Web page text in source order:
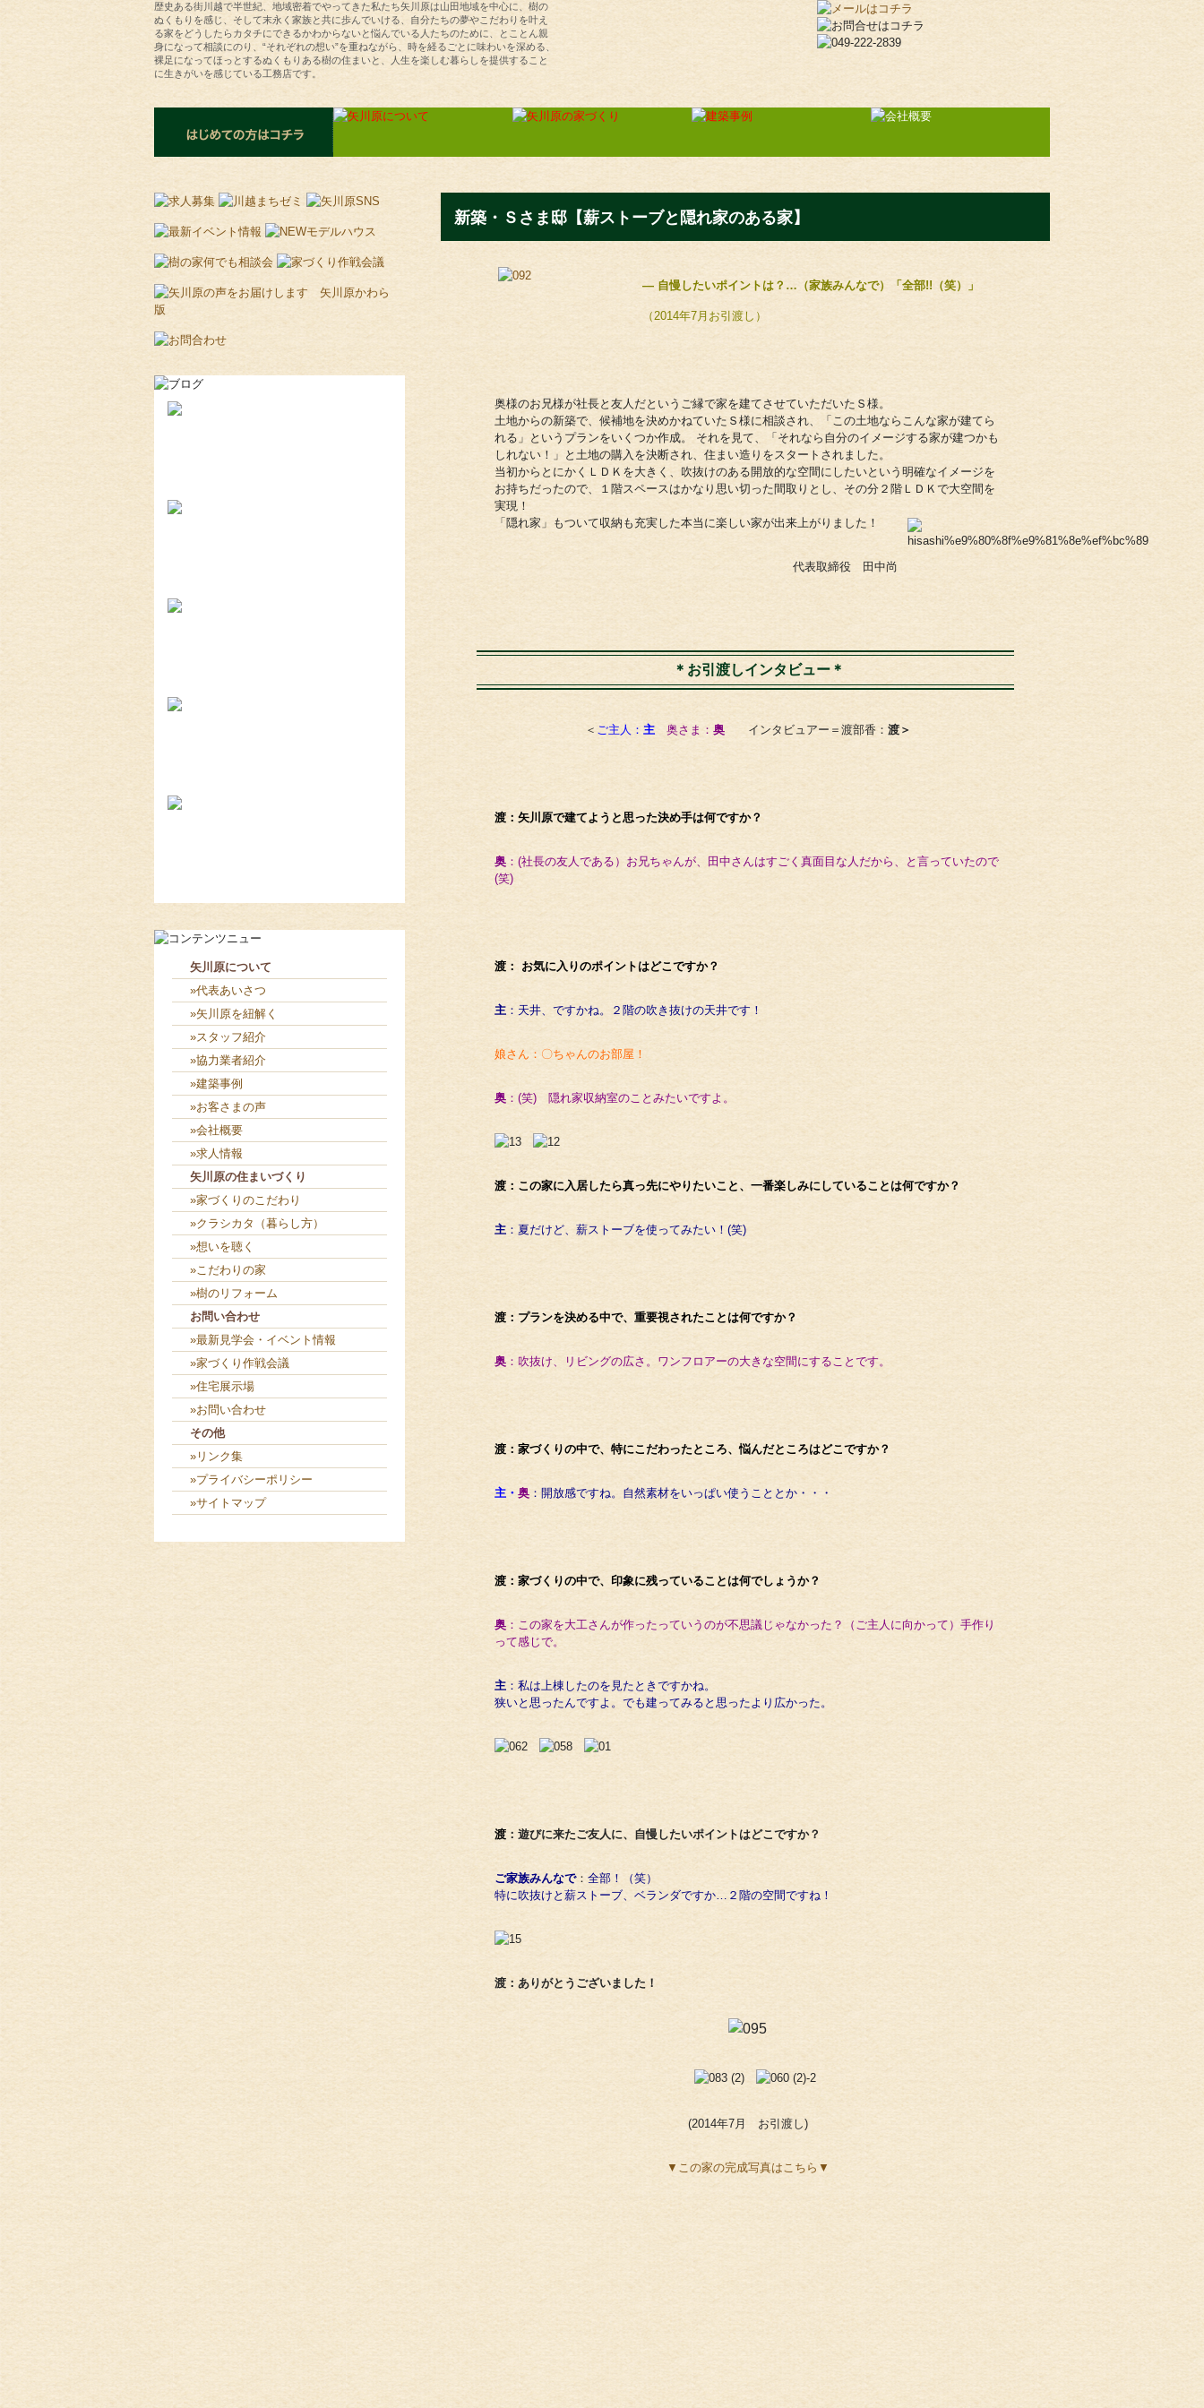
歴史ある街川越で半世紀、地域密着でやってきた私たち矢川原は山田地域を中心に、樹の
ぬくもりを感じ、そして末永く家族と共に歩んでいける、自分たちの夢やこだわりを叶え
る家をどうしたらカタチにできるかわからないと悩んでいる人たちのために、とことん親
身になって相談にのり、“それぞれの想い”を重ねながら、時を経るごとに味わいを深める、
裸足になってほっとするぬくもりある樹の住まいと、人生を楽しむ暮らしを提供すること
に生きがいを感じている工務店です。
新築・Ｓさま邸【薪ストーブと隠れ家のある家】
― 自慢したいポイントは？…（家族みんなで）「全部!!（笑）」
（2014年7月お引渡し）
奥様のお兄様が社長と友人だというご縁で家を建てさせていただいたＳ様。
土地からの新築で、候補地を決めかねていたＳ様に相談され、「この土地ならこんな家が建てら
れる」というプランをいくつか作成。 それを見て、「それなら自分のイメージする家が建つかも
しれない！」と土地の購入を決断され、住まい造りをスタートされました。
当初からとにかくＬＤＫを大きく、吹抜けのある開放的な空間にしたいという明確なイメージを
お持ちだったので、１階スペースはかなり思い切った間取りとし、その分２階ＬＤＫで大空間を
実現！
「隠れ家」もついて収納も充実した本当に楽しい家が出来上がりました！
代表取締役 田中尚
＊お引渡しインタビュー＊
＜ ご主人： 主 奥さま： 奥インタビュアー＝渡部香： 渡＞
渡：矢川原で建てようと思った決め手は何ですか？
奥 ：(社長の友人である）お兄ちゃんが、田中さんはすごく真面目な人だから、と言っていたので
(笑)
渡： お気に入りのポイントはどこですか？
主 ：天井、ですかね。２階の吹き抜けの天井です！
娘さん：〇ちゃんのお部屋！
奥 ：(笑) 隠れ家収納室のことみたいですよ。
渡：この家に入居したら真っ先にやりたいこと、一番楽しみにしていることは何ですか？
主 ：夏だけど、薪ストーブを使ってみたい！(笑)
渡：プランを決める中で、重要視されたことは何ですか？
奥 ：吹抜け、リビングの広さ。ワンフロアーの大きな空間にすることです。
渡：家づくりの中で、特にこだわったところ、悩んだところはどこですか？
主・ 奥 ：開放感ですね。自然素材をいっぱい使うこととか・・・
渡：家づくりの中で、印象に残っていることは何でしょうか？
奥 ：この家を大工さんが作ったっていうのが不思議じゃなかった？（ご主人に向かって） 手作り
って感じで。
主 ：私は上棟したのを見たときですかね。
狭いと思ったんですよ。でも建ってみると思ったより広かった。
渡 ：遊びに来たご友人に、自慢したいポイントはどこですか？
ご家族みんなで： 全部！（笑）
特に吹抜けと薪ストーブ、ベランダですか…２階の空間ですね！
渡：ありがとうございました！
(2014年7月 お引渡し)
▼この家の完成写真はこちら▼
矢川原について
»代表あいさつ
»矢川原を紐解く
»スタッフ紹介
»協力業者紹介
»建築事例
»お客さまの声
»会社概要
»求人情報
矢川原の住まいづくり
»家づくりのこだわり
»クラシカタ（暮らし方）
»想いを聴く
»こだわりの家
»樹のリフォーム
お問い合わせ
»最新見学会・イベント情報
»家づくり作戦会議
»住宅展示場
»お問い合わせ
その他
»リンク集
»プライバシーポリシー
»サイトマップ